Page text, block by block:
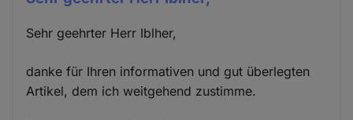
Sehr geehrter Herr Iblher,
danke für Ihren informativen und gut überlegten
Artikel, dem ich weitgehend zustimme.